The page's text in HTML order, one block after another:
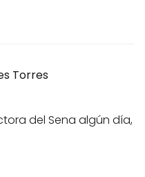
Torres
del Sena algún día,